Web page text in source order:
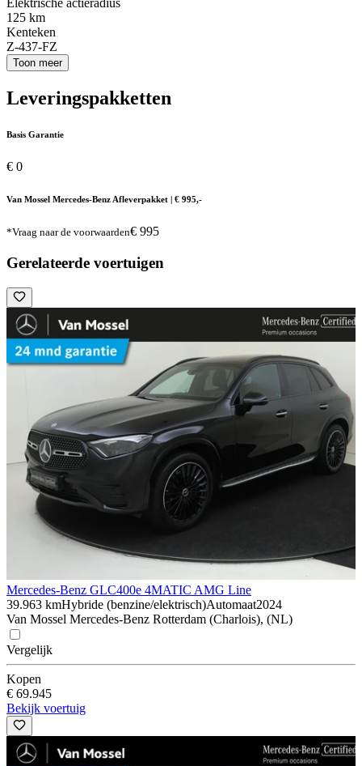
Elektrische actieradius
125 km
Kenteken
Z-437-FZ
Toon meer
Leveringspakketten
Basis Garantie
€ 0
Van Mossel Mercedes-Benz Afleverpakket | € 995,-
*Vraag naar de voorwaarden€ 995
Gerelateerde voertuigen
Mercedes-Benz GLC400e 4MATIC AMG Line
39.963 kmHybride (benzine/elektrisch)Automaat2024
Van Mossel Mercedes-Benz Rotterdam (Charlois), (NL)
Vergelijk
Kopen
€ 69.945
Bekijk voertuig